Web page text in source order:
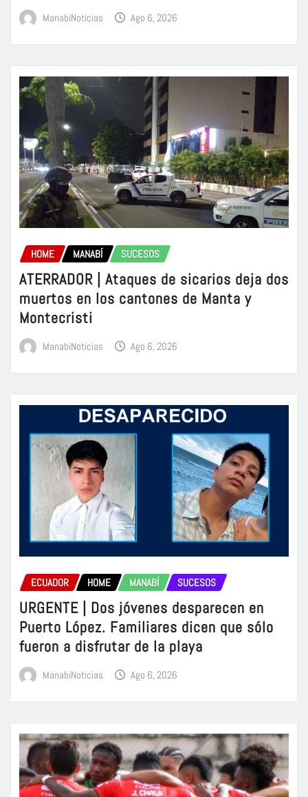
ManabiNoticias Ago 6, 2026
HOME MANABÍ SUCESOS
ATERRADOR | Ataques de sicarios deja dos
muertos en los cantones de Manta y
Montecristi
ManabiNoticias Ago 6, 2026
ECUADOR HOME MANABÍ SUCESOS
URGENTE | Dos jóvenes desparecen en
Puerto López. Familiares dicen que sólo
fueron a disfrutar de la playa
ManabiNoticias Ago 6, 2026